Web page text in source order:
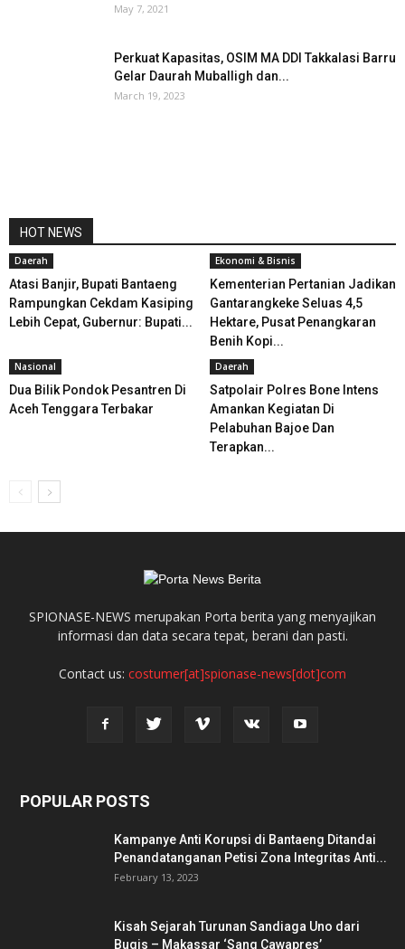
May 7, 2021
Perkuat Kapasitas, OSIM MA DDI Takkalasi Barru
Gelar Daurah Muballigh dan...
March 19, 2023
HOT NEWS
Daerah
Atasi Banjir, Bupati Bantaeng
Rampungkan Cekdam Kasiping
Lebih Cepat, Gubernur: Bupati...
Ekonomi & Bisnis
Kementerian Pertanian Jadikan
Gantarangkeke Seluas 4,5
Hektare, Pusat Penangkaran
Benih Kopi...
Nasional
Dua Bilik Pondok Pesantren Di
Aceh Tenggara Terbakar
Daerah
Satpolair Polres Bone Intens
Amankan Kegiatan Di
Pelabuhan Bajoe Dan
Terapkan...
SPIONASE-NEWS merupakan Porta berita yang menyajikan
informasi dan data secara tepat, berani dan pasti.
Contact us: costumer[at]spionase-news[dot]com
POPULAR POSTS
Kampanye Anti Korupsi di Bantaeng Ditandai
Penandatanganan Petisi Zona Integritas Anti...
February 13, 2023
Kisah Sejarah Turunan Sandiaga Uno dari
Bugis – Makassar ‘Sang Cawapres’